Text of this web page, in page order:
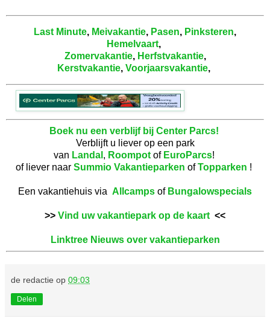
Last Minute, Meivakantie, Pasen, Pinksteren,
Hemelvaart,
Zomervakantie, Herfstvakantie,
Kerstvakantie, Voorjaarsvakantie,
Boek nu een verblijf bij Center Parcs!
Verblijft u liever op een park
van Landal , Roompotof EuroParcs!
of liever naar Summio Vakantieparken ofTopparken !
Een vakantiehuis via Allcamps of Bungalowspecials
>> Vind uw vakantiepark op de kaart <<
Linktree Nieuws over vakantieparken
de redactie op 09:03
Delen